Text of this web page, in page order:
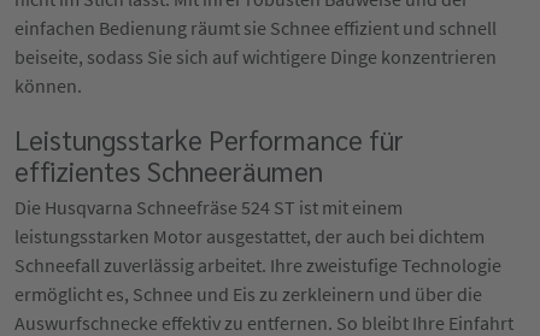
einfachen Bedienung räumt sie Schnee effizient und schnell
beiseite, sodass Sie sich auf wichtigere Dinge konzentrieren
können.
Leistungsstarke Performance für
effizientes Schneeräumen
Die Husqvarna Schneefräse 524 ST ist mit einem
leistungsstarken Motor ausgestattet, der auch bei dichtem
Schneefall zuverlässig arbeitet. Ihre zweistufige Technologie
ermöglicht es, Schnee und Eis zu zerkleinern und über die
Auswurfschnecke effektiv zu entfernen. So bleibt Ihre Einfahrt